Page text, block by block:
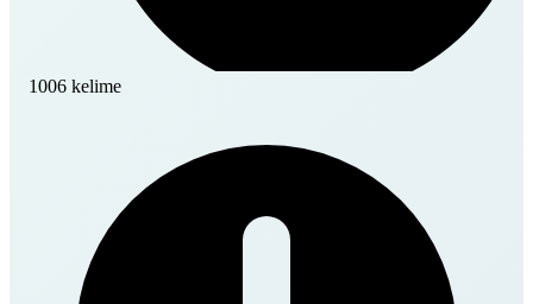
1006 kelime